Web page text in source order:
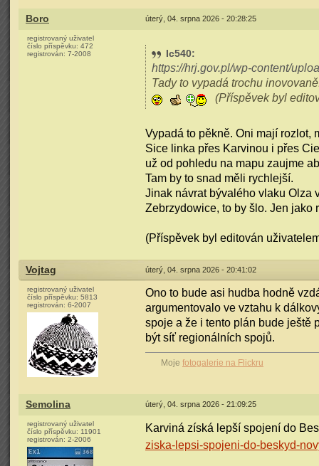
Boro úterý, 04. srpna 2026 - 20:28:25
registrovaný uživatel
číslo příspěvku: 472
registrován: 7-2008 Ic540:
https://hrj.gov.pl/wp-content/
Tady to vypadá trochu
(Příspěvek byl
Vypadá to pěkně. Oni mají rozlot,
Sice linka přes Karvinou i přes
už od pohledu na mapu zaujme
Tam by to snad měli rychlejší.
Jinak návrat bývalého vlaku Olza
Zebrzydowice, to by šlo. Jen
(Příspěvek byl editován
Vojtag úterý, 04. srpna 2026 - 20:41:02
registrovaný uživatel
číslo příspěvku: 5813
registrován: 6-2007
Ono to bude asi hudba hodně
argumentovalo ve vztahu k
spoje a že i tento plán bude ještě
být síť regionálních spojů.
Moje fotogalerie na Flickru
Semolina úterý, 04. srpna 2026 - 21:09:25
registrovaný uživatel
číslo příspěvku: 11901
registrován: 2-2006
Karviná získá lepší spojení do
ziska-lepsi-spojeni-do-beskyd-